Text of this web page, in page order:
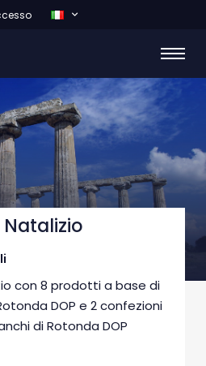
con 8 prodotti a base di
DOP e 2 confezioni
di Rotonda DOP